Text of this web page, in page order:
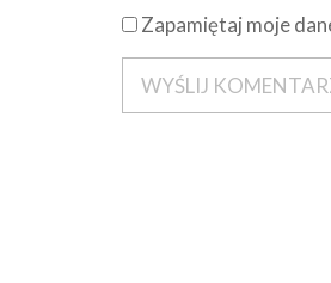
Zapamiętaj moje